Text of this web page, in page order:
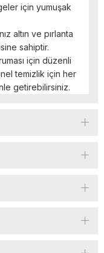
için yumuşak
altın ve pırlanta
sahiptir.
için düzenli
temizlik için her
getirebilirsiniz.